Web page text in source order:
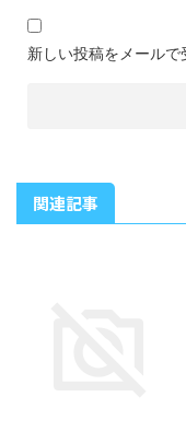
新しい投稿をメールで
関連記事